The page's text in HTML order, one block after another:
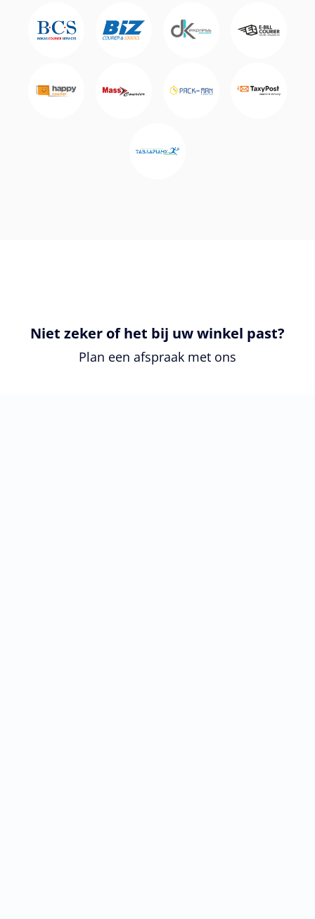
Niet zeker of het bij uw winkel past?
Plan een afspraak met ons